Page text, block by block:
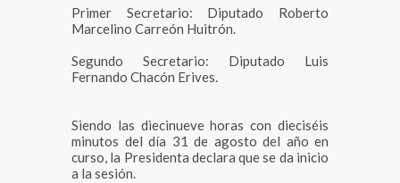
Primer Secretario: Diputado Roberto
Marcelino Carreón Huitrón.
Segundo Secretario: Diputado Luis
Fernando Chacón Erives.
Siendo las diecinueve horas con dieciséis
minutos del día 31 de agosto del año en
curso, la Presidenta declara que se da inicio
a la sesión.